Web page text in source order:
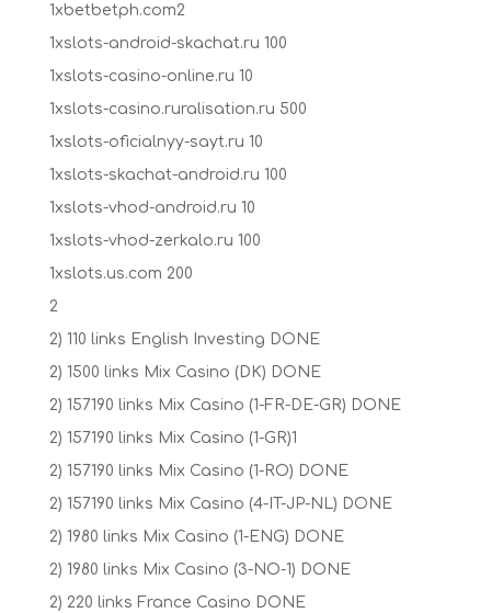
1xbetbetph.com2
1xslots-android-skachat.ru 100
1xslots-casino-online.ru 10
1xslots-casino.ruralisation.ru 500
1xslots-oficialnyy-sayt.ru 10
1xslots-skachat-android.ru 100
1xslots-vhod-android.ru 10
1xslots-vhod-zerkalo.ru 100
1xslots.us.com 200
2
2) 110 links English Investing DONE
2) 1500 links Mix Casino (DK) DONE
2) 157190 links Mix Casino (1-FR-DE-GR) DONE
2) 157190 links Mix Casino (1-GR)1
2) 157190 links Mix Casino (1-RO) DONE
2) 157190 links Mix Casino (4-IT-JP-NL) DONE
2) 1980 links Mix Casino (1-ENG) DONE
2) 1980 links Mix Casino (3-NO-1) DONE
2) 220 links France Casino DONE